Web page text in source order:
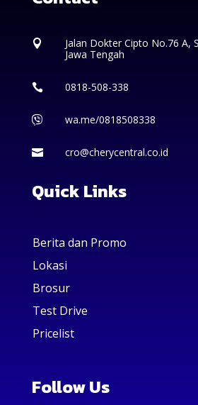

Jalan Dokter Cipto No.76 A,
Jawa Tengah
 0818-508-338
 wa.me/0818508338
 cro@cherycentral.co.id
Quick Links
Berita dan Promo
Lokasi
Brosur
Test Drive
Pricelist
Follow Us